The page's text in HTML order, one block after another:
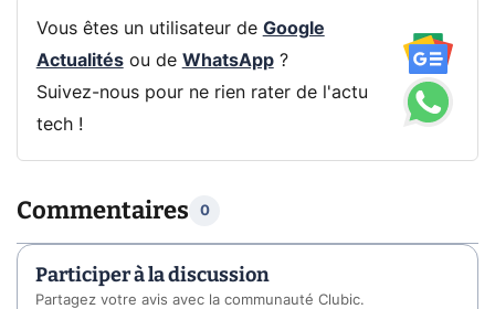
Vous êtes un utilisateur de Google
Actualitésou de WhatsApp?
Suivez-nous pour ne rien rater de l'actu
tech !
Commentaires 0
Participer à la discussion
Partagez votre avis avec la communauté Clubic.